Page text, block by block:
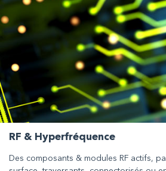
RF & Hyperfréquence
Des composants & modules RF actifs,